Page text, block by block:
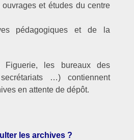
et études du centre
pédagogiques et de la
Figuerie, les bureaux des
…) contiennent
en attente de dépôt.
les archives ?